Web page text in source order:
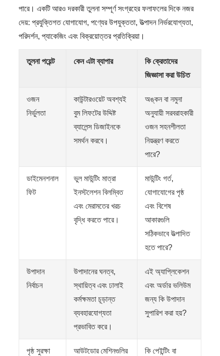
পারে। একটি আরও দরকারী তুলনা সম্পূর্ণ সংগ্রহের ফলাফলের দিকে নজর
দেয়: প্রযুক্তিগত যোগাযোগ, পণ্যের উপযুক্ততা, উত্পাদন নির্ভরযোগ্যতা,
পরিদর্শন, প্যাকেজিং এবং বিক্রয়োত্তর প্রতিক্রিয়া।
তুলনা পয়েন্ট কেন এটা ব্যাপার
কি ক্রেতাদের
জিজ্ঞাসা করা উচিত
ওজন
নির্ভুলতা
কাউন্টারওয়েট অবশ্যই
বুম লিফটের উদ্দিষ্ট
ব্যালেন্স ডিজাইনকে
সমর্থন করবে।
অঙ্কন বা নমুনা
অনুযায়ী সরবরাহকারী
ওজন সহনশীলতা
নিয়ন্ত্রণ করতে
পারে?
ডাইমেনশনাল
ফিট
ভুল মাউন্টিং মাত্রা
ইনস্টলেশন বিলম্বিত
এবং মেরামতের খরচ
বৃদ্ধি করতে পারে।
মাউন্টিং গর্ত,
যোগাযোগের পৃষ্ঠ
এবং বিশেষ
আকারগুলি
সঠিকভাবে উত্পাদিত
হতে পারে?
উপাদান
নির্বাচন
উপাদানের ঘনত্ব,
স্থায়িত্ব এবং ঢালাই
কর্মক্ষমতা চূড়ান্ত
ব্যবহারযোগ্যতা
প্রভাবিত করে।
এই অ্যাপ্লিকেশন
এবং অর্ডার ভলিউম
জন্য কি উপাদান
সুপারিশ করা হয়?
পৃষ্ঠ সুরক্ষা
আউটডোর মেশিনগুলির
কি পেইন্টিং বা